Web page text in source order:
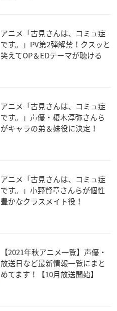
アニメ「古見さんは、コミュ症
です。」PV第2弾解禁！クスッと
笑えてOP＆EDテーマが聴ける
アニメ「古見さんは、コミュ症
です。」声優・榎木淳弥さんら
がキャラの弟＆妹役に決定！
アニメ「古見さんは、コミュ症
です。」小野賢章さんらが個性
豊かなクラスメイト役！
【2021年秋アニメ一覧】声優・
放送日など最新情報一覧にまと
めてます！【10月放送開始】